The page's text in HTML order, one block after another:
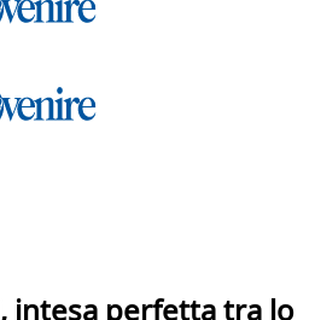
intesa perfetta tra lo